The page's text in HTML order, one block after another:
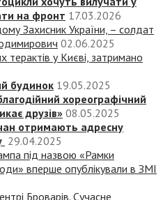
на фронт 17.03.2026
Захисник України, – солдат
02.06.2025
терактів у Києві, затримано
будинок 19.05.2025
хореографічний
друзів» 08.05.2025
отримають адресну
29.04.2025
під назвою «‎Рамки
вперше опублікували в ЗМІ
Броварів. Сучасне